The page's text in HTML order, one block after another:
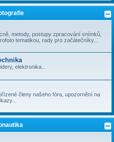
metody, postupy zpracování snímků,
tematikou, rady pro začátečníky...
elektronika...
členy našeho fóra, upozornění na